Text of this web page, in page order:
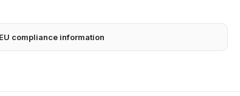
compliance information